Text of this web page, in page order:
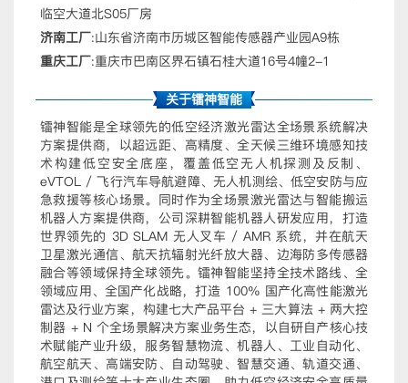
临空大道北S05厂房
济南工厂:山东省济南市历城区智能传感器产业园A9栋
重庆工厂:重庆市巴南区界石镇石桂大道16号4幢2-1
关于镭神智能
镭神智能是全球领先的低空经济激光雷达全场景系统解决
方案提供商，以超远距、高精度、全天候三维环境感知技
术构建低空安全底座，覆盖低空无人机探测及反制、
eVTOL / 飞行汽车导航避障、无人机测绘、低空安防与应
急救援等核心场景。同时作为全场景激光雷达与智能搬运
机器人方案提供商，公司深耕智能机器人研发应用，打造
世界领先的 3D SLAM 无人叉车 / AMR 系统，并在航天
卫星激光通信、航天抗辐射光纤放大器、边海防多传感器
融合等领域保持全球领先。镭神智能坚持全技术路线、全
领域应用、全国产化战略，打造 100% 国产化高性能激光
雷达及行业方案，构建七大产品平台 + 三大算法 + 两大控
制器 + N 个全场景解决方案业务生态，以自研自产核心技
术赋能产业升级，服务智慧物流、机器人、工业自动化、
航空航天、高端安防、自动驾驶、智慧交通、轨道交通、